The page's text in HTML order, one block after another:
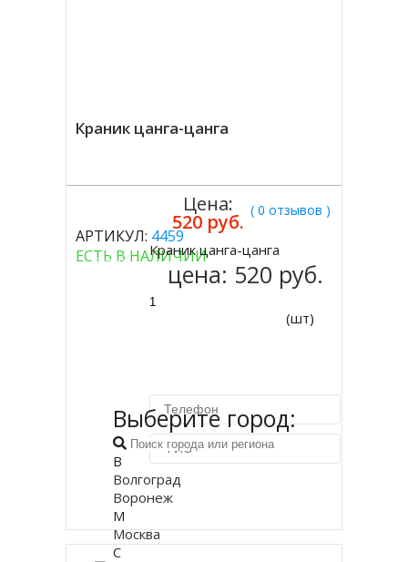
Краник цанга-цанга
( 0 отзывов )
АРТИКУЛ: 4459
ЕСТЬ В НАЛИЧИИ
Цена:
520 руб.
Купить
Краник цанга-цанга
цена: 520 руб.
(шт)
Купить в 1 клик
Выберите город:
В
Волгоград
Воронеж
М
Москва
С